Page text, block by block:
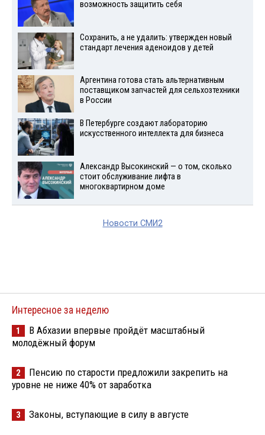
возможность защитить себя
Сохранить, а не удалить: утвержден новый
стандарт лечения аденоидов у детей
Аргентина готова стать альтернативным
поставщиком запчастей для сельхозтехники
в России
В Петербурге создают лабораторию
искусственного интеллекта для бизнеса
Александр Высокинский — о том, сколько
стоит обслуживание лифта в
многоквартирном доме
Новости СМИ2
Интересное за неделю
1
В Абхазии впервые пройдёт масштабный
молодёжный форум
2
Пенсию по старости предложили закрепить на
уровне не ниже 40% от заработка
3 Законы, вступающие в силу в августе